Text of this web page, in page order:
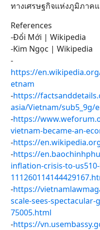
ทางเศรษฐกิจแห่งภูมิภาค
References
-Đổi Mới | Wikipedia
-Kim Ngọc | Wikipedia
-
https://
etnam
-https://
asia/Vietnam/sub5_9g/
-https://
vietnam-became-an-
-https://
-https://
inflation-crisis-to-
-https://
scale-sees-
75005.html
-https://